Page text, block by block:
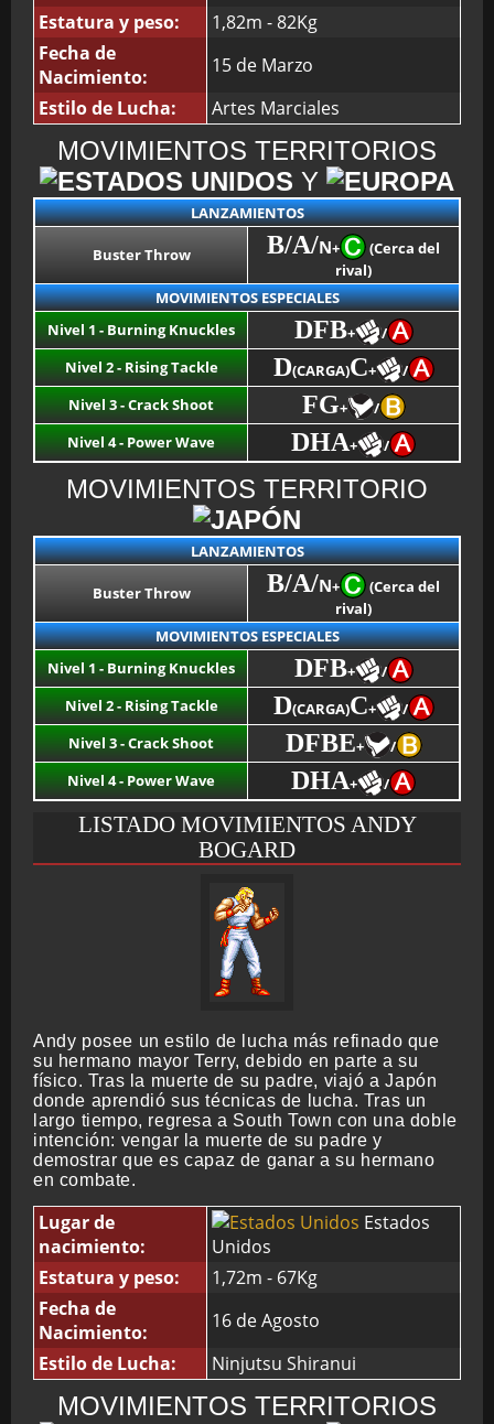
BMG-OST
Estatura y peso:
1,82m - 82Kg
Fecha de
Nacimiento:
15 de Marzo
Estilo de Lucha:
Artes Marciales
MOVIMIENTOS TERRITORIOS
Y
LANZAMIENTOS
Buster Throw B/A/N+
(Cerca del
rival)
MOVIMIENTOS ESPECIALES
Nivel 1 - Burning Knuckles
DFB+
/
Nivel 2 - Rising Tackle
D(CARGA)C+
/
Nivel 3 - Crack Shoot
FG+
/
Nivel 4 - Power Wave
DHA+ /
MOVIMIENTOS TERRITORIO
LANZAMIENTOS
Buster Throw B/A/N+
(Cerca del
rival)
MOVIMIENTOS ESPECIALES
Nivel 1 - Burning Knuckles
DFB+
/
Nivel 2 - Rising Tackle
D(CARGA)C+
/
Nivel 3 - Crack Shoot
DFBE+
/
Nivel 4 - Power Wave
DHA+ /
LISTADO MOVIMIENTOS ANDY
BOGARD
Andy posee un estilo de lucha más refinado que
su hermano mayor Terry, debido en parte a su
físico. Tras la muerte de su padre, viajó a Japón
donde aprendió sus técnicas de lucha. Tras un
largo tiempo, regresa a South Town con una doble
intención: vengar la muerte de su padre y
demostrar que es capaz de ganar a su hermano
en combate.
Lugar de
nacimiento:
Estados
Unidos
Estatura y peso:
1,72m - 67Kg
Fecha de
Nacimiento:
16 de Agosto
Estilo de Lucha:
Ninjutsu Shiranui
MOVIMIENTOS TERRITORIOS